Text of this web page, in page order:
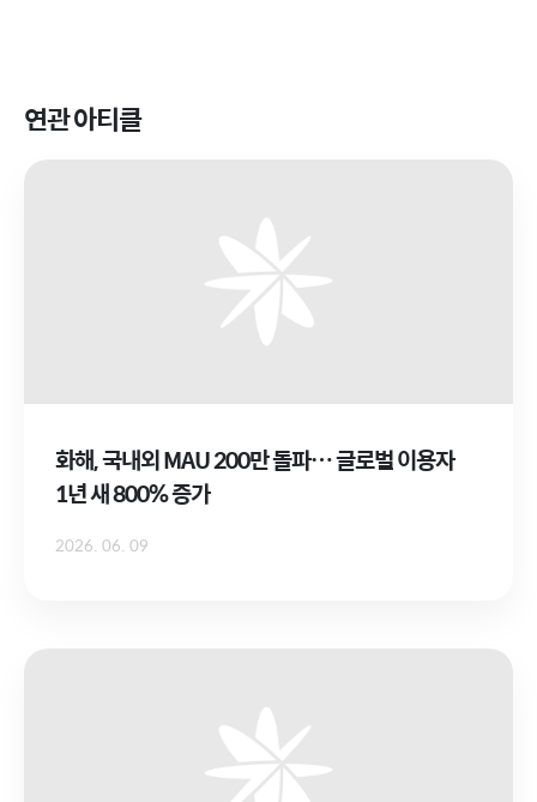
연관 아티클
화해, 국내외 MAU 200만 돌파… 글로벌 이용자
1년 새 800% 증가
2026. 06. 09